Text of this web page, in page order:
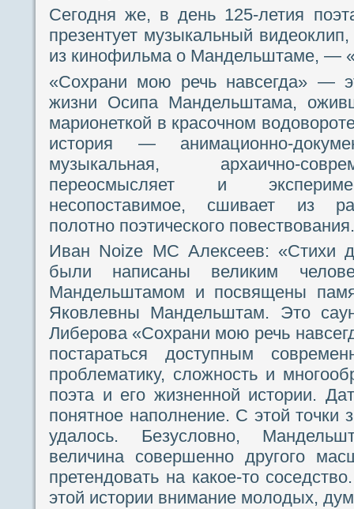
Сегодня же, в день 125-летия
презентует музыкальный
из кинофильма о Мандельштаме, —
«Сохрани мою речь навсегда» —
жизни Осипа Мандельштама,
марионеткой в красочном
история — анимационно-
музыкальная, архаично-
переосмысляет и
несопоставимое, сшивает из
полотно поэтического повествования.
Иван Noize MC Алексеев: «Cтихи
были написаны великим
Мандельштамом и посвящены
Яковлевны Мандельштам. Это
Либерова «Сохрани мою речь
постараться доступным
проблематику, сложность и
поэта и его жизненной истории.
понятное наполнение. С этой точки
удалось. Безусловно,
величина совершенно другого
претендовать на какое-то
этой истории внимание молодых,